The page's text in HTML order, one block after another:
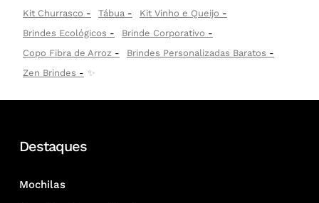
Kit Churrasco
Tábua
Kit Vinho e Queijo
Brindes Ecológicos
Brinde Corporativo
Copo Fibra de Arroz
Brindes Personalizadas Baratos
Zen Brindes
✨
Destaques
Mochilas